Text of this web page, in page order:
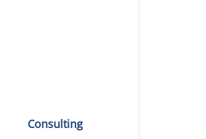
Consulting